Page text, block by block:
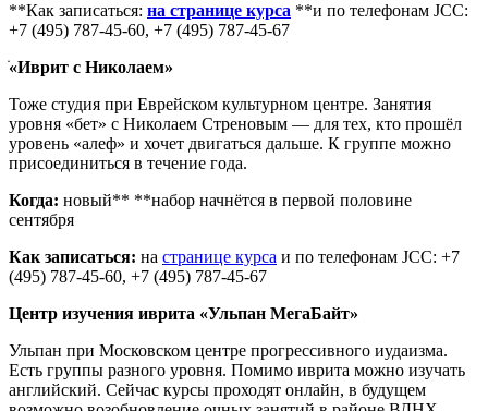
**Как записаться: на странице курса **и по телефонам JCC:
+7 (495) 787-45-60, +7 (495) 787-45-67
ֹ«Иврит с Николаем»
Тоже студия при Еврейском культурном центре. Занятия
уровня «бет» с Николаем Стреновым — для тех, кто прошёл
уровень «алеф» и хочет двигаться дальше. К группе можно
присоединиться в течение года.
Когда: новый** **набор начнётся в первой половине
сентября
Как записаться: на странице курса и по телефонам JCC: +7
(495) 787-45-60, +7 (495) 787-45-67
Центр изучения иврита «Ульпан МегаБайт»
Ульпан при Московском центре прогрессивного иудаизма.
Есть группы разного уровня. Помимо иврита можно изучать
английский. Сейчас курсы проходят онлайн, в будущем